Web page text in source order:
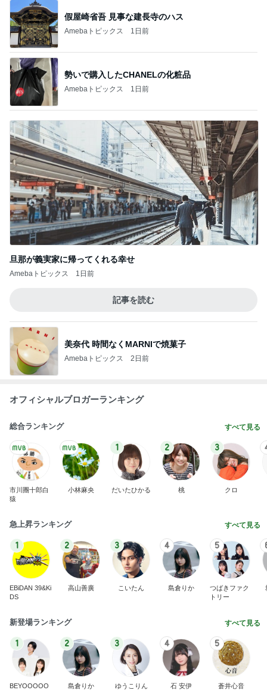
假屋崎省吾 見事な建長寺のハス
Amebaトピックス 1日前
勢いで購入したCHANELの化粧品
Amebaトピックス 1日前
旦那が義実家に帰ってくれる幸せ
Amebaトピックス 1日前
記事を読む
美奈代 時間なくMARNIで焼菓子
Amebaトピックス 2日前
オフィシャルブロガーランキング
総合ランキング すべて見る
市川團十郎白
猿
小林麻央
1
だいたひかる
2
桃
3
クロ
急上昇ランキング すべて見る
1
EBiDAN 39&Ki
DS
2
高山善廣
3
こいたん
4
島倉りか
5
つばきファク
トリー
新登場ランキング すべて見る
1
BEYOOOOO
2
島倉りか
3
ゆうこりん
4
石 安伊
5
蒼井心音